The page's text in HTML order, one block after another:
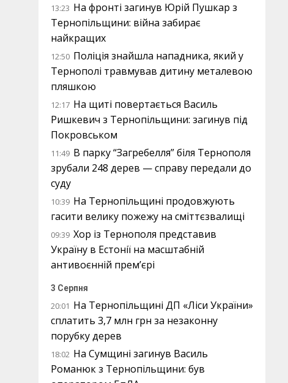
13:23 На фронті загинув Юрій Пушкар з
Тернопільщини: війна забирає
найкращих
12:50 Поліція знайшла нападника, який у
Тернополі травмував дитину металевою
пляшкою
12:17 На щиті повертається Василь
Ришкевич з Тернопільщини: загинув під
Покровськом
11:49 В парку “Загребелля” біля Тернополя
зрубали 248 дерев — справу передали до
суду
10:39 На Тернопільщині продовжують
гасити велику пожежу на сміттєзвалищі
09:39 Хор із Тернополя представив
Україну в Естонії на масштабній
антивоєнній прем’єрі
3 Серпня
20:01 На Тернопільщині ДП «Ліси України»
сплатить 3,7 млн грн за незаконну
порубку дерев
18:02 На Сумщині загинув Василь
Романюк з Тернопільщини: був